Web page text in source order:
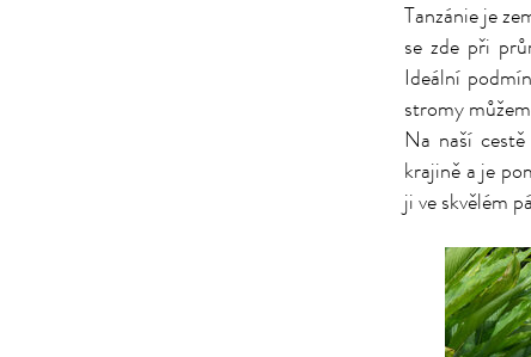
Tanzánie je
se zde při
Ideální
stromy
Na naší
krajině a je
ji ve skvělém